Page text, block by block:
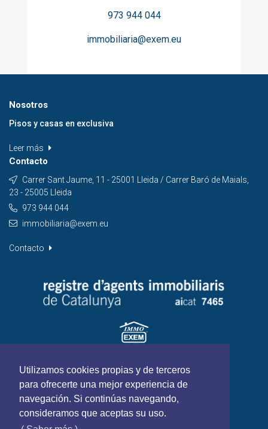
Utilizamos cookies propias y de terceros
para ofrecerte una mejor experiencia de
navegación. Si continúas navegando,
consideramos que aceptas su uso.
973 944 044
immobiliaria@exem.eu
Nosotros
Pisos y casas en exclusiva
Leer más
Contacto
Carrer Sant Jaume, 11 - 25001 Lleida / Carrer Baró de Maials,
23 - 25005 Lleida
973 944 044
immobiliaria@exem.eu
Contacto